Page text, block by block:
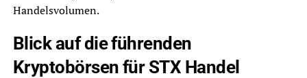
Handelsvolumen.
Blick auf die führenden
Kryptobörsen für STX Handel